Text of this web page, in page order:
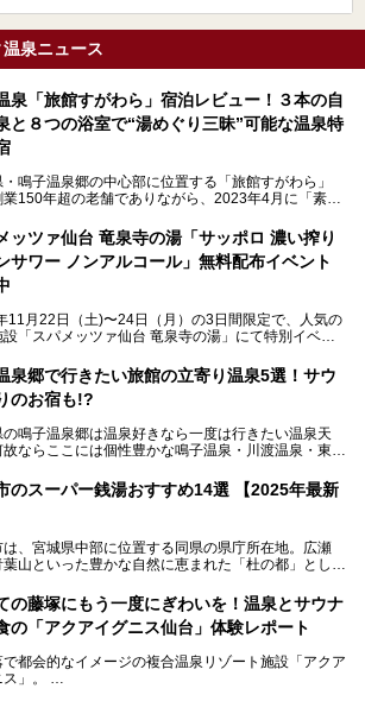
泉ニュース
泉「旅館すがわら」宿泊レビュー！３本の自
と８つの浴室で“湯めぐり三昧”可能な温泉特
鳴子温泉郷の中心部に位置する「旅館すがわら」
150年超の老舗でありながら、2023年4月に「素泊
したサウナも新設され、温泉ファン・サウナ―双方に
スポットです。
きは、館内で完結する圧倒的な「湯めぐり」のバリ
ン。“温泉のデパート”・“東の横綱”と称される鳴子
中でも、3本の異なる自家源泉を使い分けるその実
り紙付き。実際に宿泊した筆者が、“温泉”を中心にそ
を詳細レビューします！
ッツァ仙台 竜泉寺の湯「サッポロ 濃い搾り
サワー ノンアルコール」無料配布イベント
11月22日（土)〜24日（月）の3日間限定で、人気の
「スパメッツァ仙台 竜泉寺の湯」にて特別イベン
ロ 濃い搾りレモンサワー ノンアルコール」を無料
す。さらにSNS投稿で「サッポロ 濃い搾りグレフ
ノンアルコール」もプレゼント。湯上がりにぴっ
：サッポロビール【PR】
泉郷で行きたい旅館の立寄り温泉5選！サウ
のお宿も!?
の鳴子温泉郷は温泉好きなら一度は行きたい温泉天
故ならここには個性豊かな鳴子温泉・川渡温泉・東鳴
、塩化物泉、硫酸塩泉、炭酸水素塩泉などと多様な泉
ろっているからです。
・ホテルも立ち寄り入浴に門戸を開いてくれていま
そんな旅館の中から、おすすめしたい5ヶ所の温泉を
してみました。うち3ヶ所はサウナも楽しめます。
のスーパー銭湯おすすめ14選 【2025年最新
は、宮城県中部に位置する同県の県庁所在地。広瀬
葉山といった豊かな自然に恵まれた「杜の都」として
す。新幹線を使えば都心から1時間30分とアクセスも
気軽に訪れやすい地方都市の1つです。
タンなどを堪能するグルメ旅や、スポーツ観戦の遠征
に利用しやすい温浴施設がたくさんありますよ。
の藤塚にもう一度にぎわいを！温泉とサウナ
の「アクアイグニス仙台」体験レポート
で都会的なイメージの複合温泉リゾート施設「アクア
」。